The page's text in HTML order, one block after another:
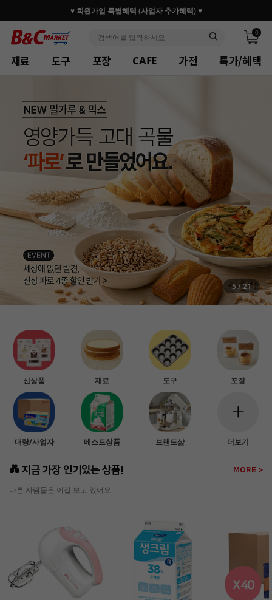
♥ 회원가입 특별혜택 (사업자 추가혜택) ♥
0
재료 도구 포장 CAFE 가전 특가/혜택
5/21
신상품 재료 도구 포장
대량/사업자 베스트상품 브랜드샵 더보기
💑 지금 가장 인기있는 상품! MORE >
다른 사람들은 이걸 보고 있어요